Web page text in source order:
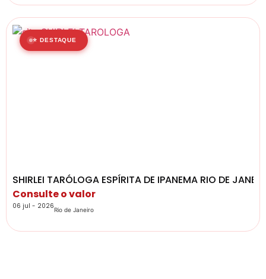
⭐ DESTAQUE
SHIRLEI TARÓLOGA ESPÍRITA DE IPANEMA RIO DE
Consulte o valor
06 jul - 2026Rio de Janeiro